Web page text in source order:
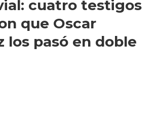
cuatro testigos
que Oscar
los pasó en doble